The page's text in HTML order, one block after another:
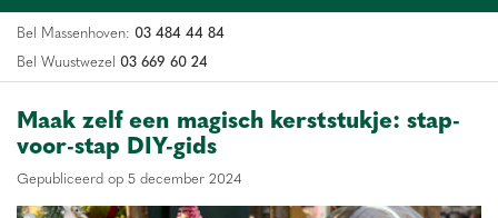
n
n
Bel Massenhoven: 03 484 44 84
Bel Wuustwezel 03 669 60 24
Maak zelf een magisch kerststukje: stap-
voor-stap DIY-gids
Gepubliceerd op 5 december 2024